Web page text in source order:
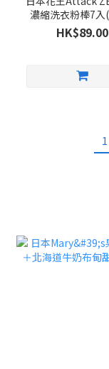
濃縮洗衣粉棒7入
包)
HK$89.00
1